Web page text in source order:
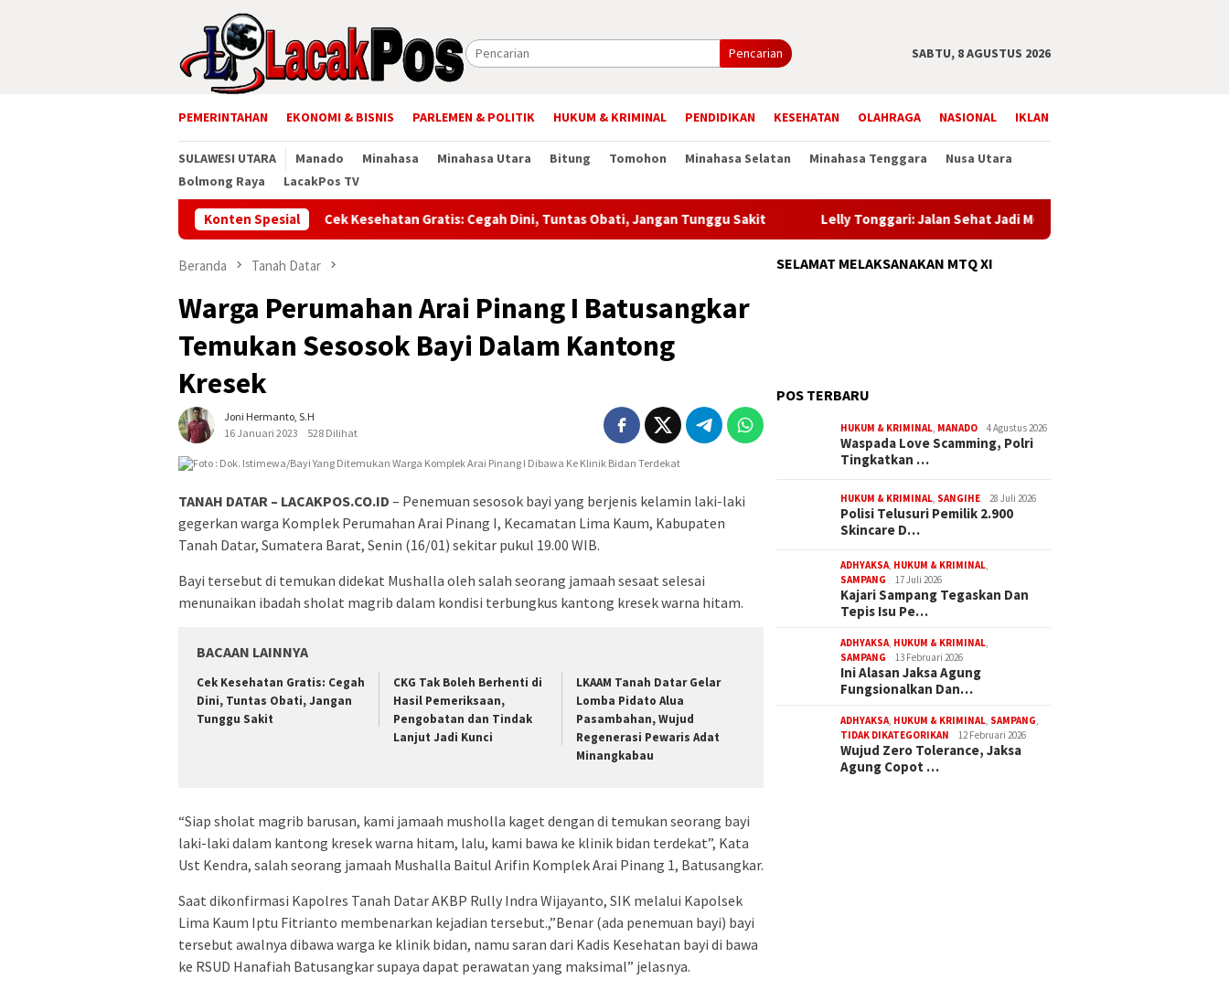
Pencarian SABTU, 8 AGUSTUS 2026
PEMERINTAHAN EKONOMI & BISNIS PARLEMEN & POLITIK HUKUM & KRIMINAL PENDIDIKAN KESEHATAN OLAHRAGA NASIONAL IKLAN
SULAWESI UTARA Manado Minahasa Minahasa Utara Bitung Tomohon Minahasa Selatan Minahasa Tenggara
Nusa Utara
Bolmong Raya
LacakPos TV
Konten SpesialCek Kesehatan Gratis: Cegah Dini, Tuntas Obati, Jangan Tunggu Sakit Lelly Tonggari: Jalan Sehat Jadi Momentum Pererat Kebersamaan Jelang
Beranda Tanah Datar
Warga Perumahan Arai Pinang I Batusangkar
Temukan Sesosok Bayi Dalam Kantong
Kresek
Joni Hermanto, S.H
16 Januari 2023
528 Dilihat
TANAH DATAR – LACAKPOS.CO.ID – Penemuan sesosok bayi yang berjenis kelamin laki-laki
gegerkan warga Komplek Perumahan Arai Pinang I, Kecamatan Lima Kaum, Kabupaten
Tanah Datar, Sumatera Barat, Senin (16/01) sekitar pukul 19.00 WIB.
Bayi tersebut di temukan didekat Mushalla oleh salah seorang jamaah sesaat selesai
menunaikan ibadah sholat magrib dalam kondisi terbungkus kantong kresek warna hitam.
BACAAN LAINNYA
Cek Kesehatan Gratis: Cegah
Dini, Tuntas Obati, Jangan
Tunggu Sakit
CKG Tak Boleh Berhenti di
Hasil Pemeriksaan,
Pengobatan dan Tindak
Lanjut Jadi Kunci
LKAAM Tanah Datar Gelar
Lomba Pidato Alua
Pasambahan, Wujud
Regenerasi Pewaris Adat
Minangkabau
“Siap sholat magrib barusan, kami jamaah musholla kaget dengan di temukan seorang bayi
laki-laki dalam kantong kresek warna hitam, lalu, kami bawa ke klinik bidan terdekat”, Kata
Ust Kendra, salah seorang jamaah Mushalla Baitul Arifin Komplek Arai Pinang 1, Batusangkar.
Saat dikonfirmasi Kapolres Tanah Datar AKBP Rully Indra Wijayanto, SIK melalui Kapolsek
Lima Kaum Iptu Fitrianto membenarkan kejadian tersebut.,”Benar (ada penemuan bayi) bayi
tersebut awalnya dibawa warga ke klinik bidan, namu saran dari Kadis Kesehatan bayi di bawa
ke RSUD Hanafiah Batusangkar supaya dapat perawatan yang maksimal” jelasnya.
SELAMAT MELAKSANAKAN MTQ XI
POS TERBARU
HUKUM & KRIMINAL, MANADO 4 Agustus 2026
Waspada Love Scamming, Polri
Tingkatkan …
HUKUM & KRIMINAL, SANGIHE 28 Juli 2026
Polisi Telusuri Pemilik 2.900
Skincare D…
ADHYAKSA, HUKUM & KRIMINAL,
SAMPANG
17 Juli 2026
Kajari Sampang Tegaskan Dan
Tepis Isu Pe…
ADHYAKSA, HUKUM & KRIMINAL,
SAMPANG
13 Februari 2026
Ini Alasan Jaksa Agung
Fungsionalkan Dan…
ADHYAKSA, HUKUM & KRIMINAL, SAMPANG,
TIDAK DIKATEGORIKAN
12 Februari 2026
Wujud Zero Tolerance, Jaksa
Agung Copot …